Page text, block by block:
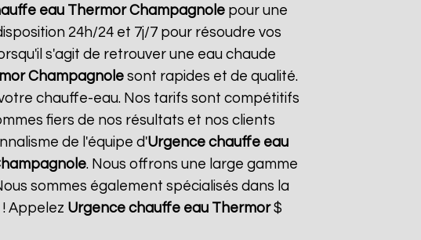
eau Thermor Champagnolepour une
24h/24 et 7j/7 pour résoudre vos
s'agit de retrouver une eau chaude
Champagnolesont rapides et de qualité.
chauffe-eau. Nos tarifs sont compétitifs
fiers de nos résultats et nos clients
de l'équipe d'Urgence chauffe eau
. Nous offrons une large gamme
sommes également spécialisés dans la
Appelez Urgence chauffe eau Thermor$